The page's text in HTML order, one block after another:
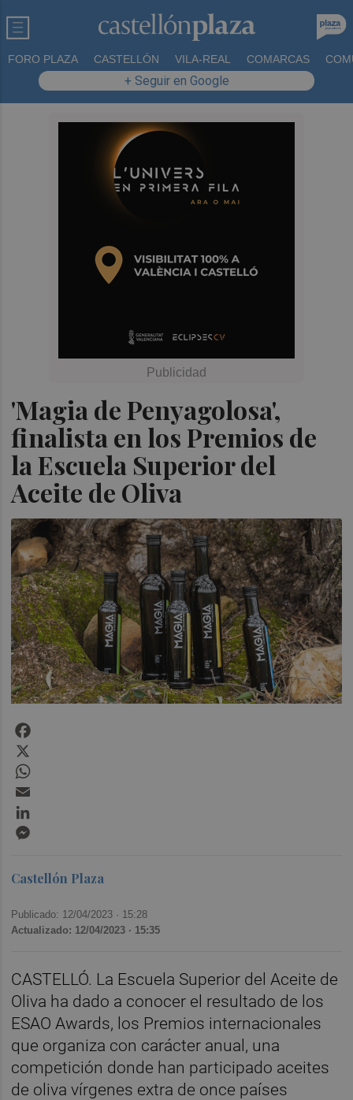
FORO PLAZA CASTELLÓN VILA-REAL COMARCAS
+ Seguir en Google
'Magia de Penyagolosa',
finalista en los Premios de
la Escuela Superior del
Aceite de Oliva
Castellón Plaza
Publicado: 12/04/2023 · 15:28
Actualizado: 12/04/2023 · 15:35
CASTELLÓ. La Escuela Superior del Aceite de
Oliva ha dado a conocer el resultado de los
ESAO Awards, los Premios internacionales
que organiza con carácter anual, una
competición donde han participado aceites
de oliva vírgenes extra de once países